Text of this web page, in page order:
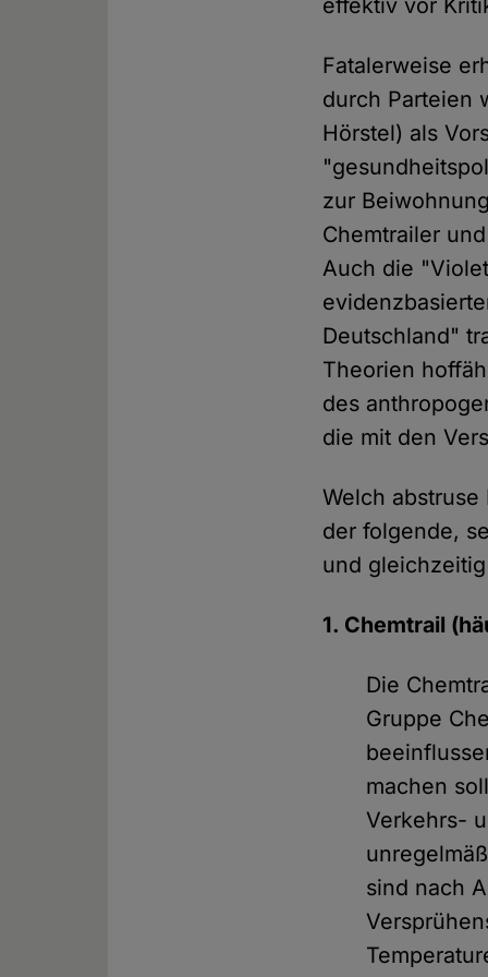
effektiv vor
Fatalerweise
durch Parteien
Hörstel) als
zur
Chemtrailer
Auch die
Deutschland"
Theorien
des
die mit den
Welch
der folgende,
und
1. Chemtrail
Die
Gruppe
machen
Verkehrs-
sind nach